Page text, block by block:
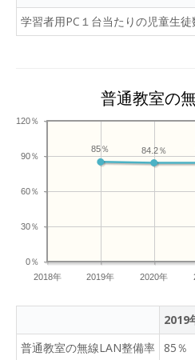
学習者用PC１台当たりの児童生徒
普通教室の
2018年 2019年 2020年
0％
30％
60％
90％
120％
84.2％
85％
2019
普通教室の無線LAN整備率
85％